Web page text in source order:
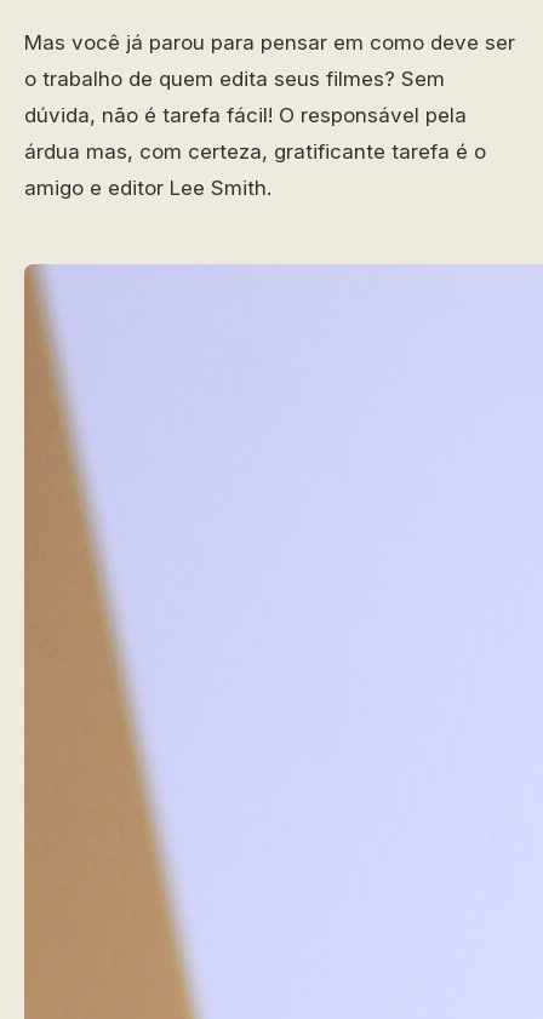
Mas você já parou para pensar em como deve ser
o trabalho de quem edita seus filmes? Sem
dúvida, não é tarefa fácil! O responsável pela
árdua mas, com certeza, gratificante tarefa é o
amigo e editor Lee Smith.